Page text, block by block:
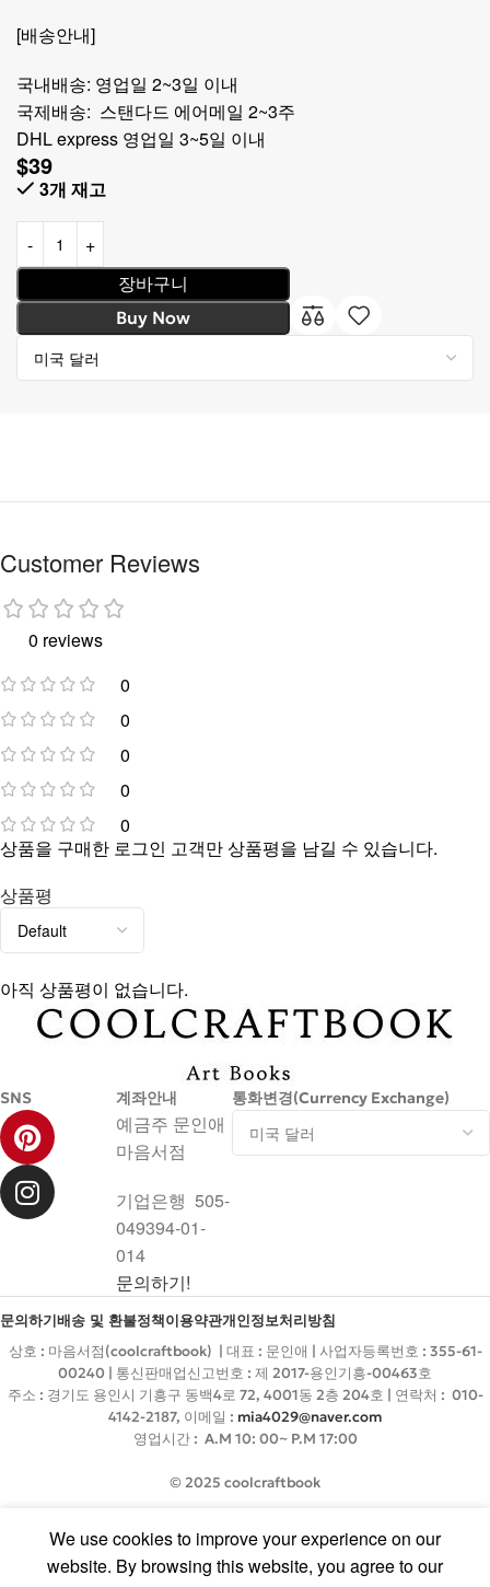
[배송안내]
국내배송: 영업일 2~3일 이내
국제배송: 스탠다드 에어메일 2~3주
DHL express 영업일 3~5일 이내
$39
3개 재고
장바구니
Buy Now
Customer Reviews
0 reviews
0
0
0
0
0
상품평
아직 상품평이 없습니다.
상품을 구매한 로그인 고객만 상품평을 남길 수 있습니다.
SNS 계좌안내
예금주 문인애
마음서점
기업은행 505-
049394-01-
014
문의하기!
통화변경(Currency Exchange)
문의하기배송 및 환불정책이용약관개인정보처리방침
상호 : 마음서점(coolcraftbook) | 대표 : 문인애 | 사업자등록번호 : 355-61-
00240 | 통신판매업신고번호 : 제 2017-용인기흥-00463호
주소 : 경기도 용인시 기흥구 동백4로 72, 4001동 2층 204호 | 연락처 : 010-
4142-2187, 이메일 : mia4029@naver.com
영업시간 : A.M 10: 00~ P.M 17:00
© 2025 coolcraftbook
We use cookies to improve your experience on our
website. By browsing this website, you agree to our